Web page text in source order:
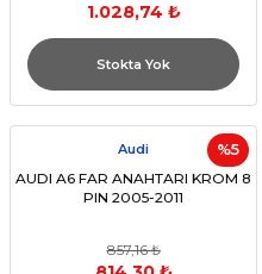
1.028,74 ₺
Stokta Yok
%5
Audi
AUDI A6 FAR ANAHTARI KROM 8
PIN 2005-2011
857,16 ₺